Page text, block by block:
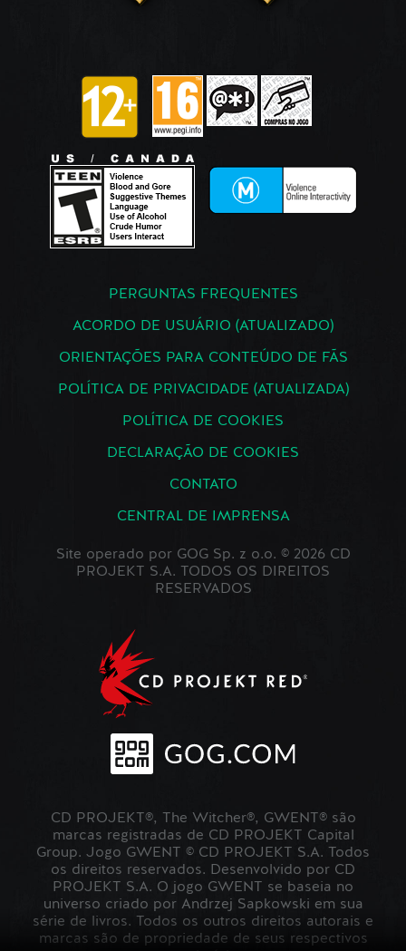
PERGUNTAS FREQUENTES
ACORDO DE USUÁRIO (ATUALIZADO)
ORIENTAÇÕES PARA CONTEÚDO DE FÃS
POLÍTICA DE PRIVACIDADE (ATUALIZADA)
POLÍTICA DE COOKIES
DECLARAÇÃO DE COOKIES
CONTATO
CENTRAL DE IMPRENSA
Site operado por GOG Sp. z o.o. © 2026 CD
PROJEKT S.A. TODOS OS DIREITOS
RESERVADOS
CD PROJEKT®, The Witcher®, GWENT® são
marcas registradas de CD PROJEKT Capital
Group. Jogo GWENT © CD PROJEKT S.A. Todos
os direitos reservados. Desenvolvido por CD
PROJEKT S.A. O jogo GWENT se baseia no
universo criado por Andrzej Sapkowski em sua
série de livros. Todos os outros direitos autorais e
marcas são de propriedade de seus respectivos